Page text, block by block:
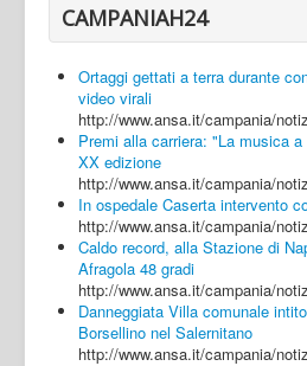
CAMPANIAH24
Ortaggi gettati a terra durante
video virali
http://www.ansa.it/campania/
Premi alla carriera: "La musica
XX edizione
http://www.ansa.it/campania/
In ospedale Caserta intervento
http://www.ansa.it/campania/
Caldo record, alla Stazione di
Afragola 48 gradi
http://www.ansa.it/campania/
Danneggiata Villa comunale
Borsellino nel Salernitano
http://www.ansa.it/campania/